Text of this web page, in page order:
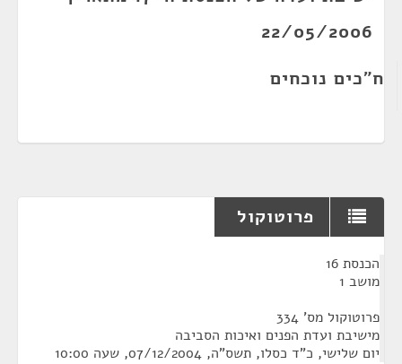
22/05/2006
ח"כים נוכחים
פרוטוקול
הכנסת 16
מושב 1
פרוטוקול מס' 334
מישיבת ועדת הפנים ואיכות הסביבה
יום שלישי, כ"ד כסלו, תשס"ה, 07/12/2004, שעה 10:00